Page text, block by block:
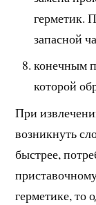
герметик.
запасной
конечным
которой
При
возникнуть
быстрее,
герметике, то